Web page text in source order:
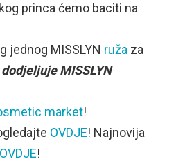
princa ćemo baciti na
jednog MISSLYN ruža za
dodjeljuje MISSLYN
market!
OVDJE! Najnovija
OVDJE!